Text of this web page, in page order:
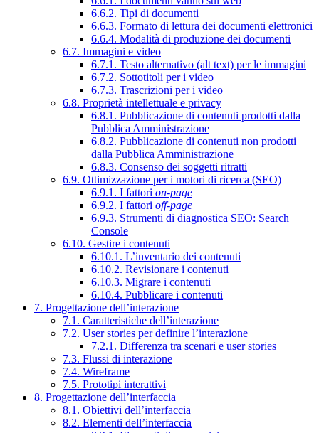
6.6.2. Tipi di documenti
6.6.3. Formato di lettura dei documenti elettronici
6.6.4. Modalità di produzione dei documenti
6.7. Immagini e video
6.7.1. Testo alternativo (alt text) per le immagini
6.7.2. Sottotitoli per i video
6.7.3. Trascrizioni per i video
6.8. Proprietà intellettuale e privacy
6.8.1. Pubblicazione di contenuti prodotti dalla
Pubblica Amministrazione
6.8.2. Pubblicazione di contenuti non prodotti
dalla Pubblica Amministrazione
6.8.3. Consenso dei soggetti ritratti
6.9. Ottimizzazione per i motori di ricerca (SEO)
6.9.1. I fattori on-page
6.9.2. I fattori off-page
6.9.3. Strumenti di diagnostica SEO: Search
Console
6.10. Gestire i contenuti
6.10.1. L’inventario dei contenuti
6.10.2. Revisionare i contenuti
6.10.3. Migrare i contenuti
6.10.4. Pubblicare i contenuti
7. Progettazione dell’interazione
7.1. Caratteristiche dell’interazione
7.2. User stories per definire l’interazione
7.2.1. Differenza tra scenari e user stories
7.3. Flussi di interazione
7.4. Wireframe
7.5. Prototipi interattivi
8. Progettazione dell’interfaccia
8.1. Obiettivi dell’interfaccia
8.2. Elementi dell’interfaccia